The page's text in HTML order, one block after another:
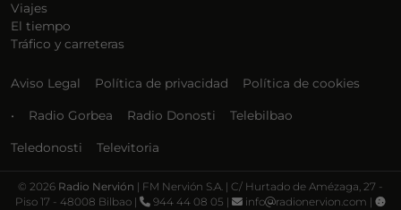
Viajes
El tiempo
Tráfico y carreteras
Aviso Legal Política de privacidad Política de cookies
• Radio Gorbea Radio Donosti Telebilbao
Teledonosti Televitoria
© 2026 Radio Nervión | FM Nervión S.A. | C/ Hurtado de Amézaga, 27 -
Piso 17 - 48008 Bilbao |
944 44 08 05 | info radionervion.com |